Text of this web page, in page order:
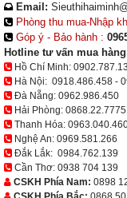
Email:
Phòng thu mua-Nhập
Góp ý - Bảo hành :
Hotline tư vấn mua
Hồ Chí Minh:
Hà Nội: 0918.486.458 -
Đà Nẵng: 0962.986.450
Hải Phòng: 0868.22.7775
Thanh Hóa:
Nghệ An: 0969.581.266
Đắk Lắk: 0984.762.139
Cần Thơ: 0938 704 139
CSKH Phía Nam: 0898